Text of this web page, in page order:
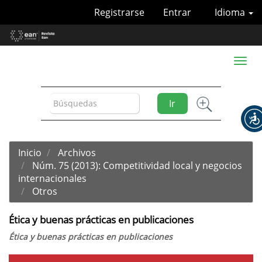
Contenido
principal
Idioma
Registrarse Entrar
Ir
Toggle
Inicio
Archivos
Núm. 75 (2013): Competitividad local y negocios
internacionales
Otros
Ética y buenas prácticas en publicaciones
Ética y buenas prácticas en publicaciones